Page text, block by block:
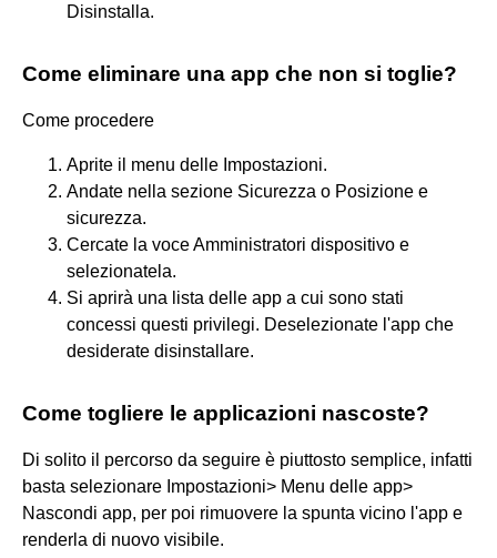
Disinstalla.
Come eliminare una app che non si toglie?
Come procedere
Aprite il menu delle Impostazioni.
Andate nella sezione Sicurezza o Posizione e
sicurezza.
Cercate la voce Amministratori dispositivo e
selezionatela.
Si aprirà una lista delle app a cui sono stati
concessi questi privilegi. Deselezionate l'app che
desiderate disinstallare.
Come togliere le applicazioni nascoste?
Di solito il percorso da seguire è piuttosto semplice, infatti
basta selezionare Impostazioni> Menu delle app>
Nascondi app, per poi rimuovere la spunta vicino l'app e
renderla di nuovo visibile.